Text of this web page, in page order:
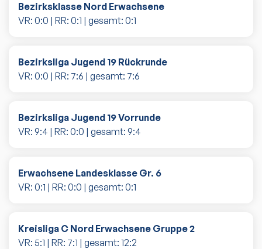
Bezirksklasse Nord Erwachsene
VR: 0:0 | RR: 0:1 | gesamt: 0:1
Bezirksliga Jugend 19 Rückrunde
VR: 0:0 | RR: 7:6 | gesamt: 7:6
Bezirksliga Jugend 19 Vorrunde
VR: 9:4 | RR: 0:0 | gesamt: 9:4
Erwachsene Landesklasse Gr. 6
VR: 0:1 | RR: 0:0 | gesamt: 0:1
Kreisliga C Nord Erwachsene Gruppe 2
VR: 5:1 | RR: 7:1 | gesamt: 12:2